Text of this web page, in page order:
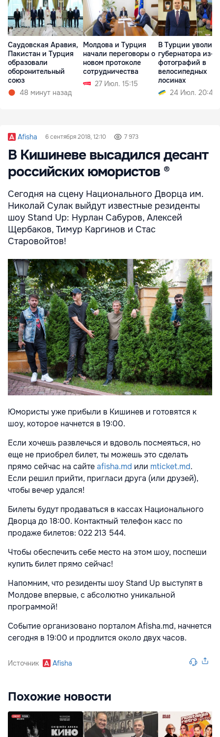
Саудовская Аравия,
Пакистан и Турция
образовали
оборонительный
союз
48 минут назад
Молдова и Турция
начали переговоры о
новом протоколе
сотрудничества
27 Июл. 15:15
В Турции уволили
губернатора из-
фотографий в
велосипедных
лосинах
24 Июл. 20:45
Afisha 6 сентября 2018, 12:10 7 973
В Кишиневе высадился десант
российских юмористов ®
Сегодня на сцену Национального Дворца им.
Николай Сулак выйдут известные резиденты
шоу Stand Up: Нурлан Сабуров, Алексей
Щербаков, Тимур Каргинов и Стас
Старовойтов!
Юмористы уже прибыли в Кишинев и готовятся к
шоу, которое начнется в 19:00.
Если хочешь развлечься и вдоволь посмеяться, но
еще не приобрел билет, ты можешь это сделать
прямо сейчас на сайтеafisha.md или mticket.md.
Если решил прийти, пригласи друга (или друзей),
чтобы вечер удался!
Билеты будут продаваться в кассах Национального
Дворца до 18:00. Контактный телефон касс по
продаже билетов: 022 213 544.
Чтобы обеспечить себе место на этом шоу, поспеши
купить билет прямо сейчас!
Напомним, что резиденты шоу Stand Up выступят в
Молдове впервые, с абсолютно уникальной
программой!
Событие организовано порталом Afisha.md, начнется
сегодня в 19:00 и продлится около двух часов.
Источник Afisha
Похожие новости